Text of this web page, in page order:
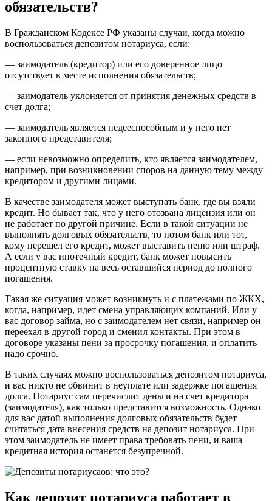
обязательств?
В Гражданском Кодексе РФ указаны случаи, когда можно
воспользоваться депозитом нотариуса, если:
— заимодатель (кредитор) или его доверенное лицо
отсутствует в месте исполнения обязательств;
— заимодатель уклоняется от принятия денежных средств в
счет долга;
— заимодатель является недееспособным и у него нет
законного представителя;
— если невозможно определить, кто является заимодателем,
например, при возникновении споров на данную тему между
кредитором и другими лицами.
В качестве заимодателя может выступать банк, где вы взяли
кредит. Но бывает так, что у него отозвана лицензия или он
не работает по другой причине. Если в такой ситуации не
выполнять долговых обязательств, то потом банк или тот,
кому перешел его кредит, может выставить пеню или штраф.
А если у вас ипотечный кредит, банк может повысить
процентную ставку на весь оставшийся период до полного
погашения.
Такая же ситуация может возникнуть и с платежами по ЖКХ,
когда, например, идет смена управляющих компаний. Или у
вас договор займа, но с заимодателем нет связи, например он
переехал в другой город и сменил контакты. При этом в
договоре указаны пени за просрочку погашения, и оплатить
надо срочно.
В таких случаях можно воспользоваться депозитом нотариуса,
и вас никто не обвинит в неуплате или задержке погашения
долга. Нотариус сам перечислит деньги на счет кредитора
(заимодателя), как только представится возможность. Однако
для вас датой выполнения долговых обязательств будет
считаться дата внесения средств на депозит нотариуса. При
этом заимодатель не имеет права требовать пени, и ваша
кредитная история останется безупречной.
Как депозит нотариуса работает в